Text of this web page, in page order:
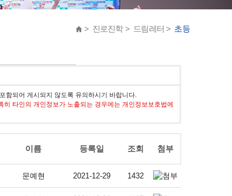
> 진로진학 > 드림레터 > 초등
함되어 게시되지 않도록 유의하시기 바랍니다.
타인의 개인정보가 노출되는 경우에는 개인정보보호법에
이름 등록일 조회 첨부
문예현 2021-12-29 1432